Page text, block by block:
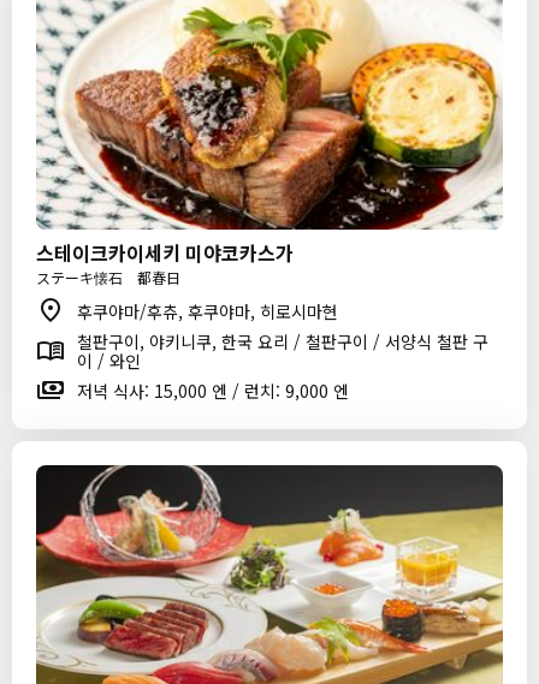
스테이크카이세키 미야코카스가
ステーキ懐石 都春日
후쿠야마/후츄, 후쿠야마, 히로시마현
철판구이, 야키니쿠, 한국 요리 / 철판구이 / 서양식 철판 구
이 / 와인
저녁 식사: 15,000 엔 / 런치: 9,000 엔